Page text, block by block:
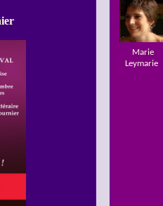
Marie
Leymarie